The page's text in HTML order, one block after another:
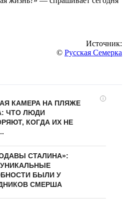
Источник:
© Русская Семерка
i
КАМЕРА НА ПЛЯЖЕ
ЧТО ЛЮДИ
КОГДА ИХ НЕ
СТАЛИНА»:
БЫЛИ У
СМЕРША